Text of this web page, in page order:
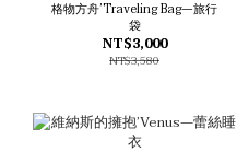
格物方舟’Traveling Bag—旅行
袋
NT$3,000
NT$3,580